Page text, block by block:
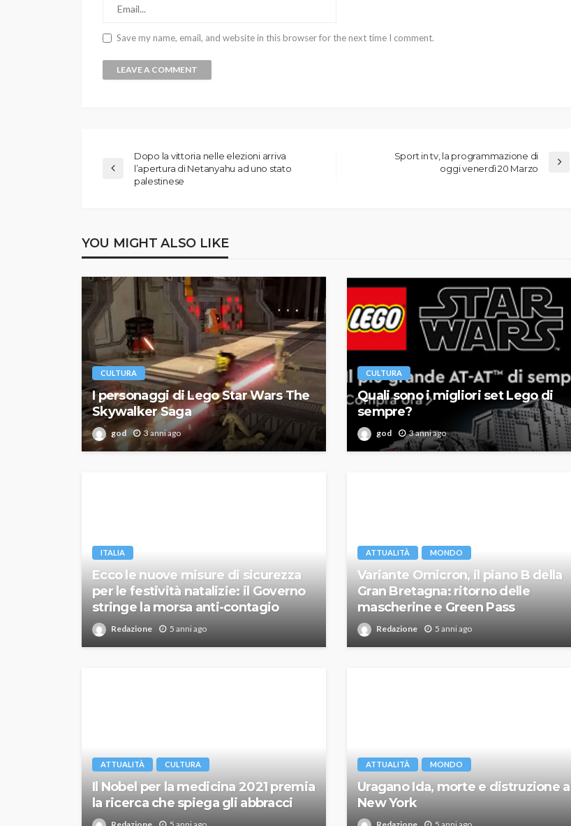
Save my name, email, and website in this browser for the next time I comment.
Dopo la vittoria nelle elezioni arriva
l’apertura di Netanyahu ad uno stato
palestinese
Sport in tv, la programmazione di
oggi venerdì 20 Marzo
YOU MIGHT ALSO LIKE
CULTURA
I personaggi di Lego Star Wars The
Skywalker Saga
god 3 anni ago
CULTURA
Quali sono i migliori set Lego di
sempre?
god 3 anni ago
ITALIA
Ecco le nuove misure di sicurezza
per le festività natalizie: il Governo
stringe la morsa anti-contagio
Redazione 5 anni ago
ATTUALITÀ MONDO
Variante Omicron, il piano B della
Gran Bretagna: ritorno delle
mascherine e Green Pass
Redazione 5 anni ago
ATTUALITÀ CULTURA
Il Nobel per la medicina 2021 premia
la ricerca che spiega gli abbracci
ATTUALITÀ MONDO
Uragano Ida, morte e distruzione a
New York